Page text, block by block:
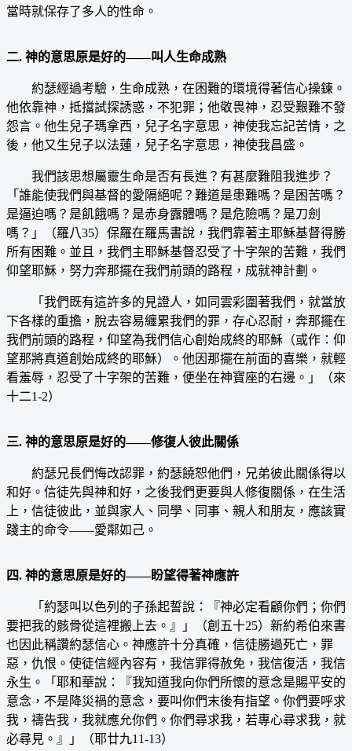
當時就保存了多人的性命。
二. 神的意思原是好的——叫人生命成熟
約瑟經過考驗，生命成熟，在困難的環境得著信心操鍊。
他依靠神，抵擋試探誘惑，不犯罪；他敬畏神，忍受艱難不發
怨言。他生兒子瑪拿西，兒子名字意思，神使我忘記苦情，之
後，他又生兒子以法蓮，兒子名字意思，神使我昌盛。
我們該思想屬靈生命是否有長進？有甚麼難阻我進步？
「誰能使我們與基督的愛隔絕呢？難道是患難嗎？是困苦嗎？
是逼迫嗎？是飢餓嗎？是赤身露體嗎？是危險嗎？是刀劍
嗎？」（羅八35）保羅在羅馬書說，我們靠著主耶穌基督得勝
所有困難。並且，我們主耶穌基督忍受了十字架的苦難，我們
仰望耶穌，努力奔那擺在我們前頭的路程，成就神計劃。
「我們既有這許多的見證人，如同雲彩圍著我們，就當放
下各樣的重擔，脫去容易纏累我們的罪，存心忍耐，奔那擺在
我們前頭的路程，仰望為我們信心創始成終的耶穌（或作：仰
望那將真道創始成終的耶穌）。他因那擺在前面的喜樂，就輕
看羞辱，忍受了十字架的苦難，便坐在神寶座的右邊。」（來
十二1-2）
三. 神的意思原是好的——修復人彼此關係
約瑟兄長們悔改認罪，約瑟饒恕他們，兄弟彼此關係得以
和好。信徒先與神和好，之後我們更要與人修復關係，在生活
上，信徒彼此，並與家人、同學、同事、親人和朋友，應該實
踐主的命令——愛鄰如己。
四. 神的意思原是好的——盼望得著神應許
「約瑟叫以色列的子孫起誓說：『神必定看顧你們；你們
要把我的骸骨從這裡搬上去。』」（創五十25）新約希伯來書
也因此稱讚約瑟信心。神應許十分真確，信徒勝過死亡，罪
惡，仇恨。使徒信經內容有，我信罪得赦免，我信復活，我信
永生。「耶和華說：『我知道我向你們所懷的意念是賜平安的
意念，不是降災禍的意念，要叫你們末後有指望。你們要呼求
我，禱告我，我就應允你們。你們尋求我，若專心尋求我，就
必尋見。』」（耶廿九11-13）